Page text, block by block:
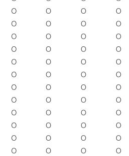
O O O
O
O O O
O
O O O
O
O O O
O
O O O
O
O O O
O
O O O
O
O O O
O
O O O
O
O O O
O
O O O
O
O O O
O